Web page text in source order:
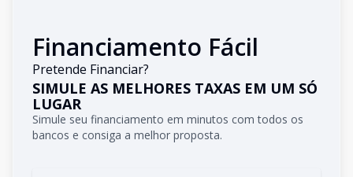
Financiamento Fácil
Pretende Financiar?
SIMULE AS MELHORES TAXAS EM UM SÓ
LUGAR
Simule seu financiamento em minutos com todos os
bancos e consiga a melhor proposta.